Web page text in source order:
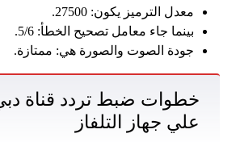
معدل الترميز يكون: 27500.
بينما جاء معامل تصحيح الخطأ: 5/6.
جودة الصوت والصورة هي: ممتازة.
خطوات ضبط تردد قناة
علي جهاز التلفاز